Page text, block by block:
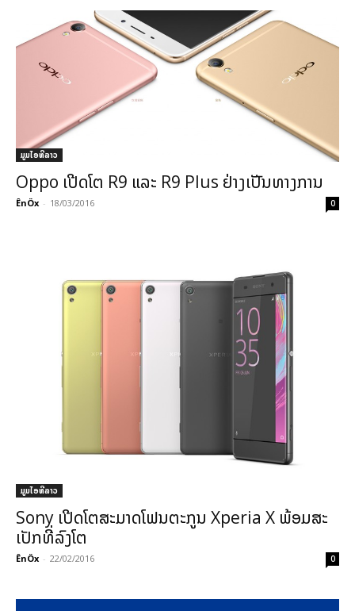
ມູມໄອທີລາວ
Oppo ເປີດໂຕ R9 ແລະ R9 Plus ຢ່າງເປັັນທາງການ
ÊnÖx - 18/03/2016 0
ມູມໄອທີລາວ
Sony ເປີດໂຕສະມາດໂຟນຕະກູນ Xperia X ພ້ອມສະ
ເປັກທີ່ລົງໂຕ
ÊnÖx - 22/02/2016 0